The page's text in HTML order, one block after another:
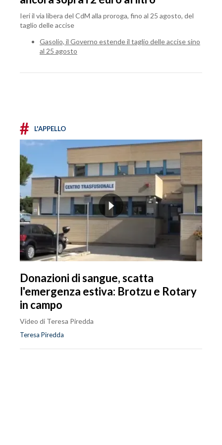
Ieri il via libera del CdM alla proroga, fino al 25 agosto, del
taglio delle accise
Gasolio, il Governo estende il taglio delle accise sino
al 25 agosto
# L'APPELLO
Donazioni di sangue, scatta
l'emergenza estiva: Brotzu e Rotary
in campo
Video di Teresa Piredda
Teresa Piredda